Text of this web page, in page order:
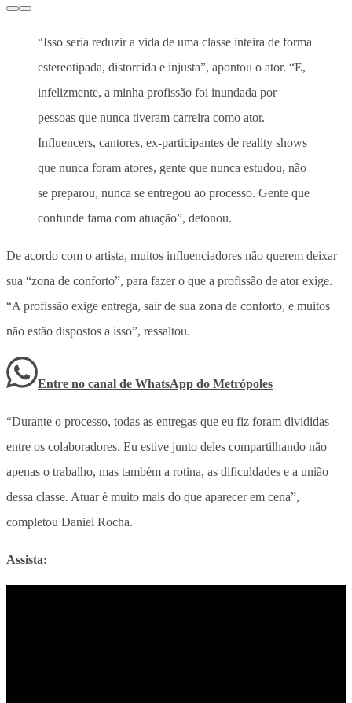
“Isso seria reduzir a vida de uma classe inteira de forma
estereotipada, distorcida e injusta”, apontou o ator. “E,
infelizmente, a minha profissão foi inundada por
pessoas que nunca tiveram carreira como ator.
Influencers, cantores, ex-participantes de reality shows
que nunca foram atores, gente que nunca estudou, não
se preparou, nunca se entregou ao processo. Gente que
confunde fama com atuação”, detonou.
De acordo com o artista, muitos influenciadores não querem deixar
sua “zona de conforto”, para fazer o que a profissão de ator exige.
“A profissão exige entrega, sair de sua zona de conforto, e muitos
não estão dispostos a isso”, ressaltou.
Entre no canal de WhatsApp do Metrópoles
“Durante o processo, todas as entregas que eu fiz foram divididas
entre os colaboradores. Eu estive junto deles compartilhando não
apenas o trabalho, mas também a rotina, as dificuldades e a união
dessa classe. Atuar é muito mais do que aparecer em cena”,
completou Daniel Rocha.
Assista: